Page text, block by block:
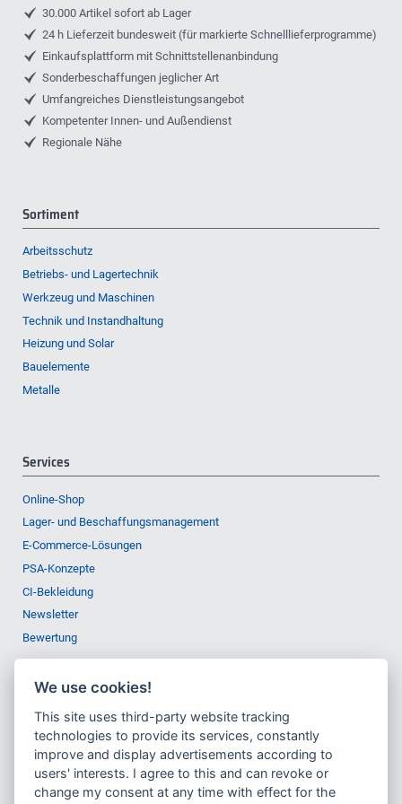
30.000 Artikel sofort ab Lager
24 h Lieferzeit bundesweit (für markierte Schnelllieferprogramme)
Einkaufsplattform mit Schnittstellenanbindung
Sonderbeschaffungen jeglicher Art
Umfangreiches Dienstleistungsangebot
Kompetenter Innen- und Außendienst
Regionale Nähe
Sortiment
Arbeitsschutz
Betriebs- und Lagertechnik
Werkzeug und Maschinen
Technik und Instandhaltung
Heizung und Solar
Bauelemente
Metalle
Services
Online-Shop
Lager- und Beschaffungsmanagement
E-Commerce-Lösungen
PSA-Konzepte
CI-Bekleidung
Newsletter
Bewertung
Unternehmen
Portrait
Zertifizierungen
Nachrichten
We use cookies!
This site uses third-party website tracking
technologies to provide its services, constantly
improve and display advertisements according to
users' interests. I agree to this and can revoke or
change my consent at any time with effect for the